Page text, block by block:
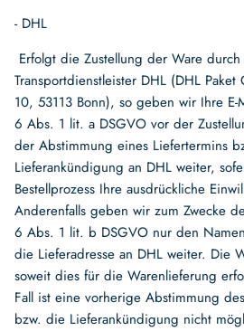
- DHL
Erfolgt die Zustellung der Ware
Transportdienstleister DHL (DHL
10, 53113 Bonn), so geben wir Ihre E-
6 Abs. 1 lit. a DSGVO vor der
der Abstimmung eines Liefertermins
Lieferankündigung an DHL weiter,
Bestellprozess Ihre ausdrückliche
Anderenfalls geben wir zum Zwecke
6 Abs. 1 lit. b DSGVO nur den
die Lieferadresse an DHL weiter. Die
soweit dies für die Warenlieferung
Fall ist eine vorherige Abstimmung
bzw. die Lieferankündigung nicht